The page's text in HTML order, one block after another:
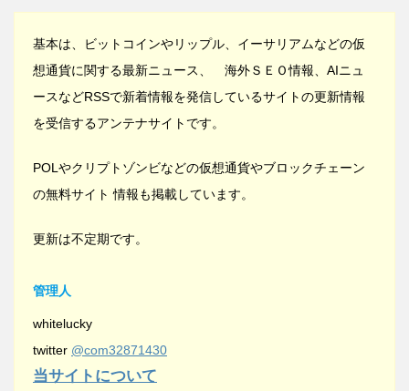
基本は、ビットコインやリップル、イーサリアムなどの仮
想通貨に関する最新ニュース、 海外ＳＥＯ情報、AIニュ
ースなどRSSで新着情報を発信しているサイトの更新情報
を受信するアンテナサイトです。
POLやクリプトゾンビなどの仮想通貨やブロックチェーン
の無料サイト 情報も掲載しています。
更新は不定期です。
管理人
whitelucky
twitter @com32871430
当サイトについて